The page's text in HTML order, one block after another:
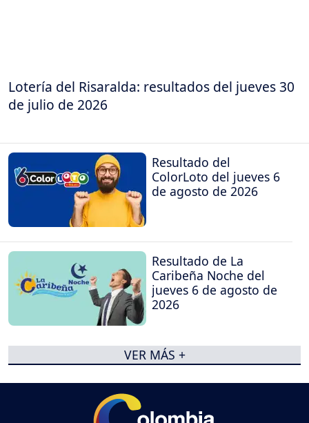
Lotería del Risaralda: resultados del jueves 30
de julio de 2026
Resultado del
ColorLoto del jueves 6
de agosto de 2026
Resultado de La
Caribeña Noche del
jueves 6 de agosto de
2026
VER MÁS +